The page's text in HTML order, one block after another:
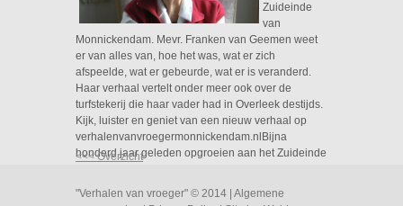
Zuideinde
van
Monnickendam. Mevr. Franken van Geemen weet
er van alles van, hoe het was, wat er zich
afspeelde, wat er gebeurde, wat er is veranderd.
Haar verhaal vertelt onder meer ook over de
turfstekerij die haar vader had in Overleek destijds.
Kijk, luister en geniet van een nieuw verhaal op
verhalenvanvroegermonnickendam.nlBijna
honderd jaar geleden opgroeien aan het Zuideinde
afspeelde, wat er gebeurde, wat er is veranderd.
<<< Overzicht
"Verhalen van vroeger" © 2014 | Algemene